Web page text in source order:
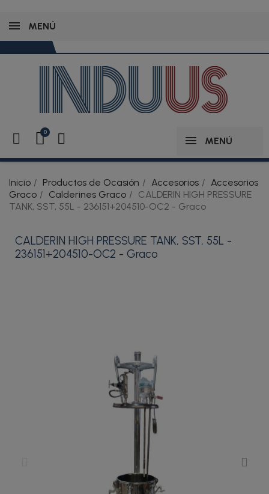
MENÚ
MENÚ
Inicio Productos de Ocasión Accesorios
Accesorios
Graco
Calderines Graco
CALDERIN HIGH PRESSURE
TANK, SST, 55L - 236151+204510-OC2 - Graco
CALDERIN HIGH PRESSURE TANK, SST, 55L -
236151+204510-OC2 - Graco